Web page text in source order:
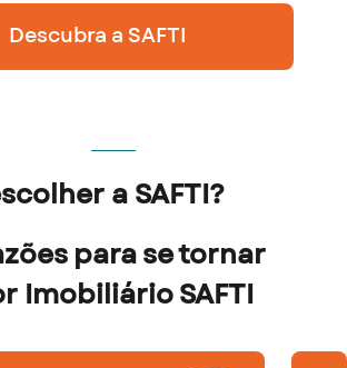
Descubra a SAFTI
a SAFTI?
para se tornar
Imobiliário SAFTI